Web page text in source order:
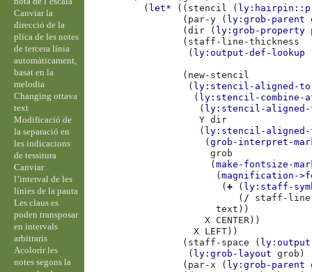
( let* (( stencil (
( par-y ( ly:grob-parent
(dir ( ly:grob-property
( staff-line-thickness
( ly:output-def-lookup
( new-stencil
( ly:stencil-aligned-to
( ly:stencil-combine-
( ly:stencil-
Y dir
( ly:stencil-
(grob-interpret-
grob
(make-fontsize-
(magnification-
(+ ( ly:staff-
( /
staff-
text ))
X CENTER ))
X LEFT ))
( staff-space (
( ly:grob-layout grob )
( par-x ( ly:grob-parent
Canviar la
direcció de la
plica de les notes
de tercera línia
automàticament,
basat en la
melodia
Changing ottava
text
Modificació de
la separació en
les indicacions
de tessitura
Canviar
l’interval de les
línies de la pauta
Les claus es
poden transposar
en intervals
arbitraris
Acolorir les
notes segons la